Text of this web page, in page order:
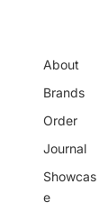
About
Brands
Order
Journal
Showcas
e